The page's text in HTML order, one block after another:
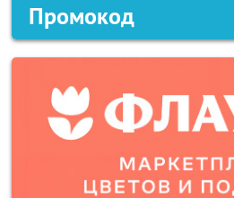
Промокод